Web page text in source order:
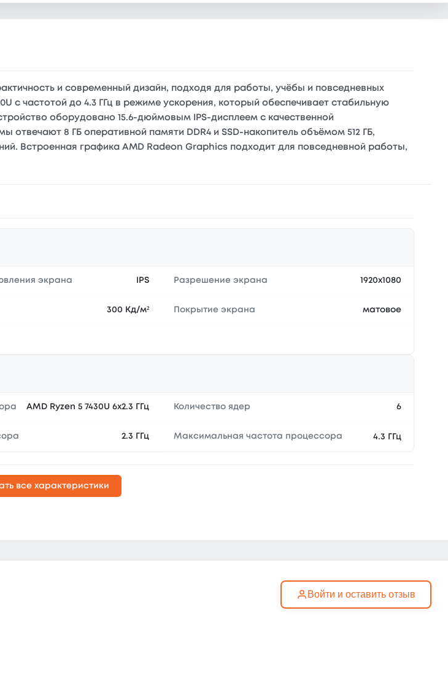
и современный дизайн, подходя для работы, учёбы и повседневных
с частотой до 4.3 ГГц в режиме ускорения, который обеспечивает стабильную
оборудовано 15.6-дюймовым IPS-дисплеем с качественной
8 ГБ оперативной памяти DDR4 и SSD-накопитель объёмом 512 ГБ,
Встроенная графика AMD Radeon Graphics подходит для повседневной работы,
экрана IPS Разрешение экрана 1920x1080
300 Кд/м² Покрытие экрана матовое
AMD Ryzen 5 7430U 6x2.3 ГГц Количество ядер 6
2.3 ГГц Максимальная частота процессора 4.3 ГГц
все характеристики
Войти и оставить отзыв